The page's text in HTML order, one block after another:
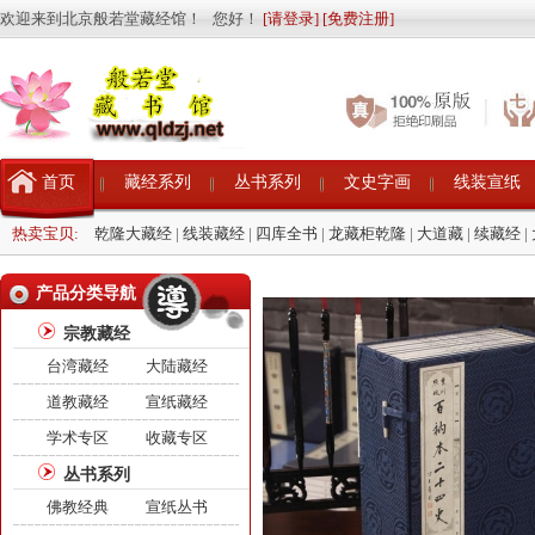
欢迎来到北京般若堂藏经馆！ 您好！ [请登录] [免费注册]
首页 藏经系列 丛书系列 文史字画 线装宣纸
热卖宝贝: 乾隆大藏经 | 线装藏经 | 四库全书 | 龙藏柜乾隆 | 大道藏 | 续藏经 |
产品分类导航
宗教藏经
台湾藏经
大陆藏经
道教藏经
宣纸藏经
学术专区
收藏专区
丛书系列
佛教经典
宣纸丛书